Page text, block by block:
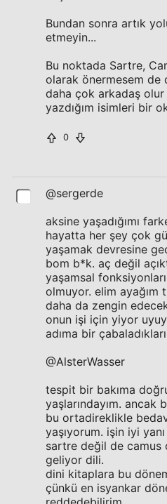
Bundan sonra artık
etmeyin...
Bu noktada Sartre,
olarak önermesem
daha çok arkadaş
yazdığım isimleri bir
0
@sergerde
aksine yaşadığımı
hayatta her şey çok
yaşamak devresine
bom b*k. aç değil
yaşamsal
olmuyor. elim ayağım
daha da zengin
onun işi için yiyor
adıma bir
@AlsterWasser
tespit bir bakıma
yaşlarındayım. ancak
bu ortadireklikle
yaşıyorum. işin iyi
sartre değil de camus
geliyor dili.
dini kitaplara bu
çünkü en isyankar